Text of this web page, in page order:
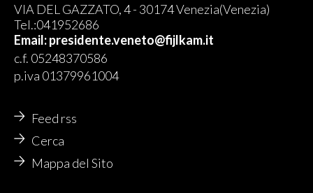
VIA DEL GAZZATO, 4 - 30174 Venezia(Venezia)
Tel.:041952686
Email: presidente.veneto@fijlkam.it
c.f. 05248370586
p.iva 01379961004
Feed rss
Cerca
Mappa del Sito